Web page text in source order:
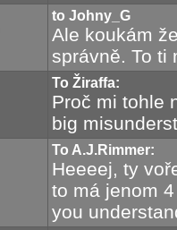
to Johny_G
Ale koukám
správně. To ti
To Žiraffa:
Proč mi tohle
big
To A.J.Rimmer:
Heeeej, ty
to má jenom
you